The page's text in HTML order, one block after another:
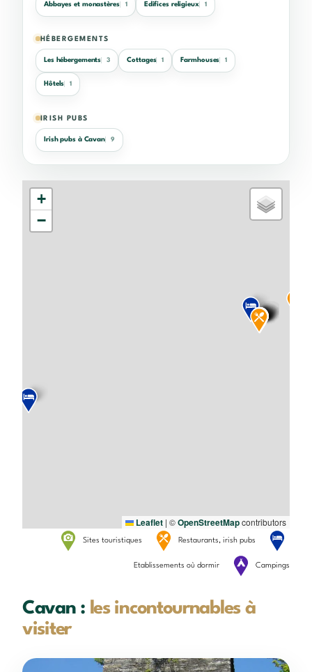
Abbayes et monastères 1 Edifices religieux 1
HÉBERGEMENTS
Les hébergements 3 Cottages 1 Farmhouses 1
Hôtels 1
IRISH PUBS
Irish pubs à Cavan 9
+
−
Leaflet | ©OpenStreetMapcontributors
Sites touristiques Restaurants, irish pubs
Etablissements où dormir Campings
Cavan : les incontournables à
visiter